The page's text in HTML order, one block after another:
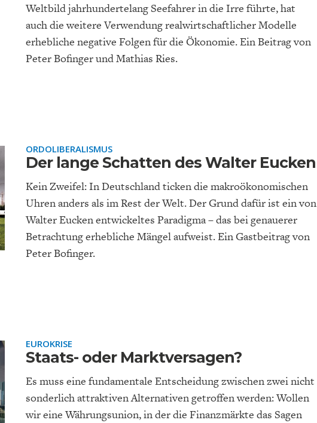
Weltbild jahrhundertelang Seefahrer in die Irre führte, hat
auch die weitere Verwendung realwirtschaftlicher Modelle
erhebliche negative Folgen für die Ökonomie. Ein Beitrag von
Peter Bofinger und Mathias Ries.
ORDOLIBERALISMUS
Der lange Schatten des Walter Eucken
Kein Zweifel: In Deutschland ticken die makroökonomischen
Uhren anders als im Rest der Welt. Der Grund dafür ist ein von
Walter Eucken entwickeltes Paradigma – das bei genauerer
Betrachtung erhebliche Mängel aufweist. Ein Gastbeitrag von
Peter Bofinger.
EUROKRISE
Staats- oder Marktversagen?
Es muss eine fundamentale Entscheidung zwischen zwei nicht
sonderlich attraktiven Alternativen getroffen werden: Wollen
wir eine Währungsunion, in der die Finanzmärkte das Sagen